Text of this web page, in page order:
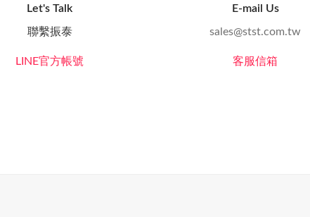
Let's Talk
聯繫振泰
LINE官方帳號
E-mail Us
sales@stst.com.tw
客服信箱